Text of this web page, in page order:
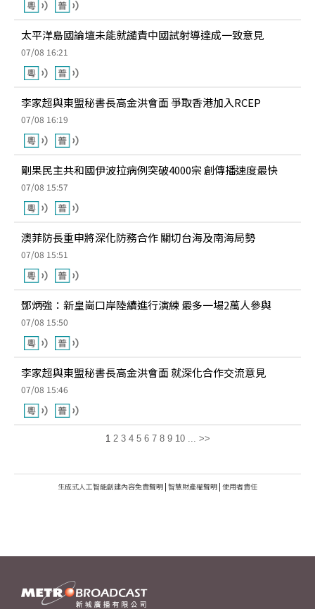
太平洋島國論壇未能就譴責中國試射導達成一致意見
07/08 16:21
李家超與東盟秘書長高金洪會面 爭取香港加入RCEP
07/08 16:19
剛果民主共和國伊波拉病例突破4000宗 創傳播速度最快
07/08 15:57
澳菲防長重申將深化防務合作 關切台海及南海局勢
07/08 15:51
鄧炳強：新皇崗口岸陸續進行演練 最多一場2萬人參與
07/08 15:50
李家超與東盟秘書長高金洪會面 就深化合作交流意見
07/08 15:46
1 2 3 4 5 6 7 8 9 10 ... >>
生成式人工智能創建內容免責聲明 | 智慧財產權聲明 | 使用者責任